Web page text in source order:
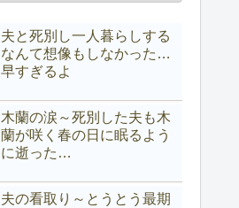
夫と死別し一人暮らしする
なんて想像もしなかった…
早すぎるよ
木蘭の涙～死別した夫も木
蘭が咲く春の日に眠るよう
に逝った…
夫の看取り～とうとう最期